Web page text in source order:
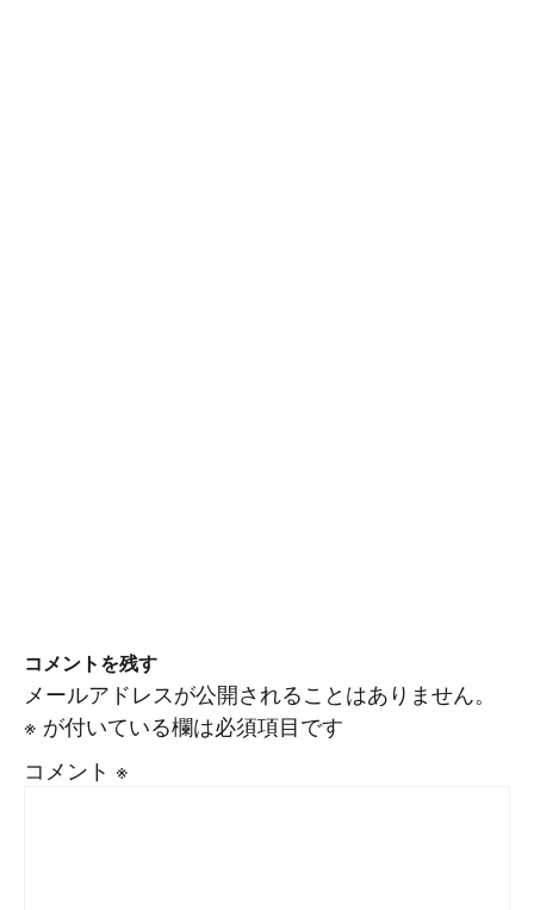
コメントを残す
メールアドレスが公開されることはありません。
※ が付いている欄は必須項目です
コメント ※